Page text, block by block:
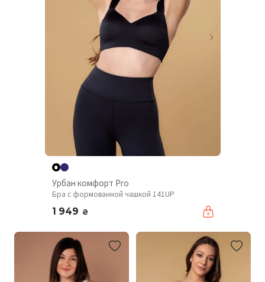
Урбан комфорт Pro
Бра с формованной чашкой 141UP
1 949 ₴